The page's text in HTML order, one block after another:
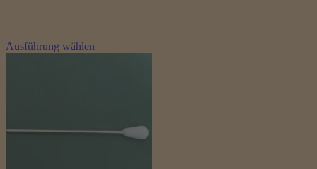
Ausführung wählenProdukt
können